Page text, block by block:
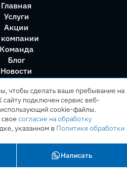
Главная
Услуги
Акции
Команда
Блог
Новости
Написать
чтобы сделать ваше пребывание на
подключен сервис веб-
cookie-файлы.
согласие на обработку
указанном в Политике обработки